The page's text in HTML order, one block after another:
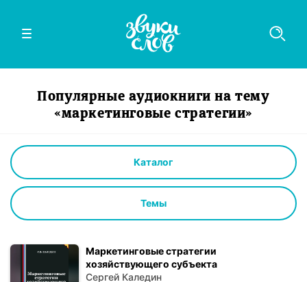
Популярные аудиокниги на тему
«маркетинговые стратегии»
Каталог
Темы
Маркетинговые стратегии
хозяйствующего субъекта
Сергей Каледин